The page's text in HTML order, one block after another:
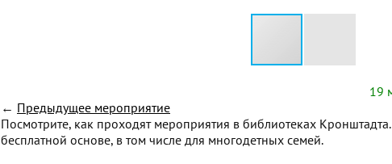
19
← Предыдущее мероприятие
Посмотрите, как проходят мероприятия в библиотеках
бесплатной основе, в том числе для многодетных семей.